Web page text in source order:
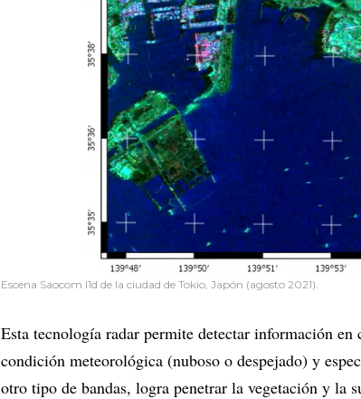
Escena Saocom l1d de la ciudad de Tokio, Japón (agosto 2021).
Esta tecnología radar permite detectar información
condición meteorológica (nuboso o despejado) y
otro tipo de bandas, logra penetrar la vegetación y la